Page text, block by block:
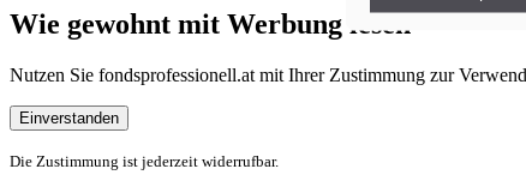
Wie gewohnt mit Werbung lesen
Nutzen Sie fondsprofessionell.at mit Ihrer Zustimmung zur
Einverstanden
Die Zustimmung ist jederzeit widerrufbar.